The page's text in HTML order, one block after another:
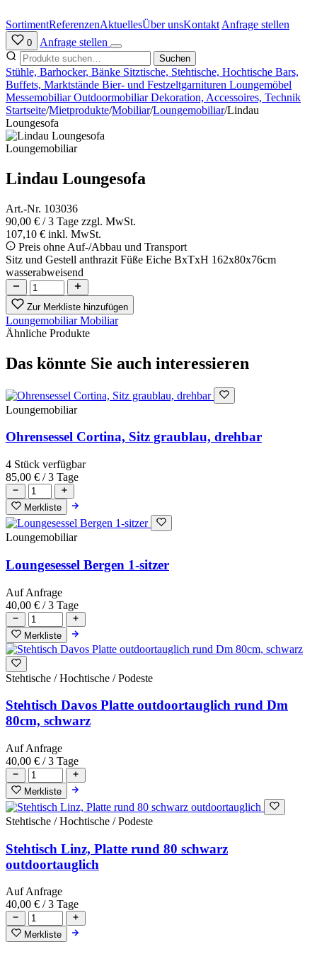
Inhalt
springen
SortimentReferenzenAktuellesÜber unsKontakt Anfrage stellen
0 Anfrage stellen
Suchen
Stühle, Barhocker, Bänke Sitztische, Stehtische, Hochtische Bars,
Buffets, Marktstände Bier- und Festzeltgarnituren Loungemöbel
MessemobiliarOutdoormobiliarDekoration, Accessoires, Technik
Startseite/Mietprodukte/Mobiliar/Loungemobiliar/Lindau
Loungesofa
Loungemobiliar
Lindau Loungesofa
Art.-Nr. 103036
90,00 € / 3 Tage zzgl. MwSt.
107,10 € inkl. MwSt.
Preis ohne Auf-/Abbau und Transport
Sitz und Gestell anthrazit Füße Eiche BxTxH 162x80x76cm
wasserabweisend
Zur Merkliste hinzufügen
LoungemobiliarMobiliar
Ähnliche Produkte
Das könnte Sie auch interessieren
Loungemobiliar
Ohrensessel Cortina, Sitz graublau, drehbar
4 Stück verfügbar
85,00 € / 3 Tage
Merkliste
Loungemobiliar
Loungesessel Bergen 1-sitzer
Auf Anfrage
40,00 € / 3 Tage
Merkliste
Stehtische / Hochtische / Podeste
Stehtisch Davos Platte outdoortauglich rund Dm
80cm, schwarz
Auf Anfrage
40,00 € / 3 Tage
Merkliste
Stehtische / Hochtische / Podeste
Stehtisch Linz, Platte rund 80 schwarz
outdoortauglich
Auf Anfrage
40,00 € / 3 Tage
Merkliste